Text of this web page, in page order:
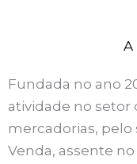
A
Fundada no ano
atividade no setor
mercadorias,
Venda, assente